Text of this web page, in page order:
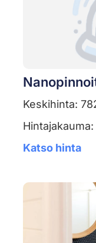
Keskihinta:
Katso hinta